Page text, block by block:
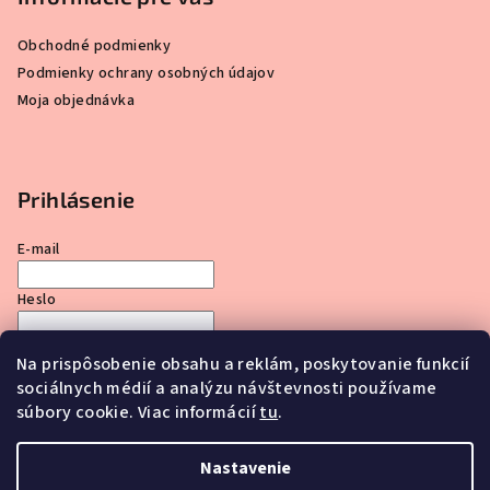
Na prispôsobenie obsahu a reklám, poskytovanie funkcií
sociálnych médií a analýzu návštevnosti používame
súbory cookie. Viac informáciítu.
Nastavenie
Obchodné podmienky
Podmienky ochrany osobných údajov
Moja objednávka
Prihlásenie
E-mail
Heslo
Prihlásiť sa
Nová registrácia Zabudnuté heslo